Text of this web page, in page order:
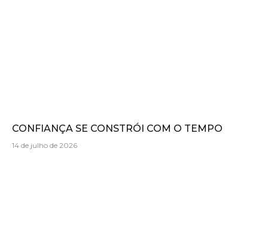
CONFIANÇA SE CONSTRÓI COM O TEMPO
14 de julho de 2026